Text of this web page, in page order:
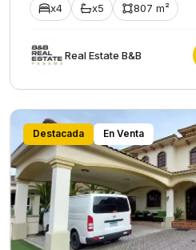
x4 x5 807 m²
Rеаl Еstаtе В&В
Destacada En Venta